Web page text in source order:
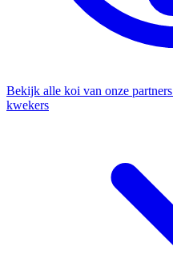
Bekijk alle koi van onze partners
kwekers